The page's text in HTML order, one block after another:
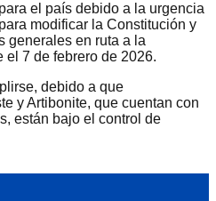
el país debido a la urgencia
modificar la Constitución y
generales en ruta a la
el 7 de febrero de 2026.
debido a que
y Artibonite, que cuentan con
están bajo el control de